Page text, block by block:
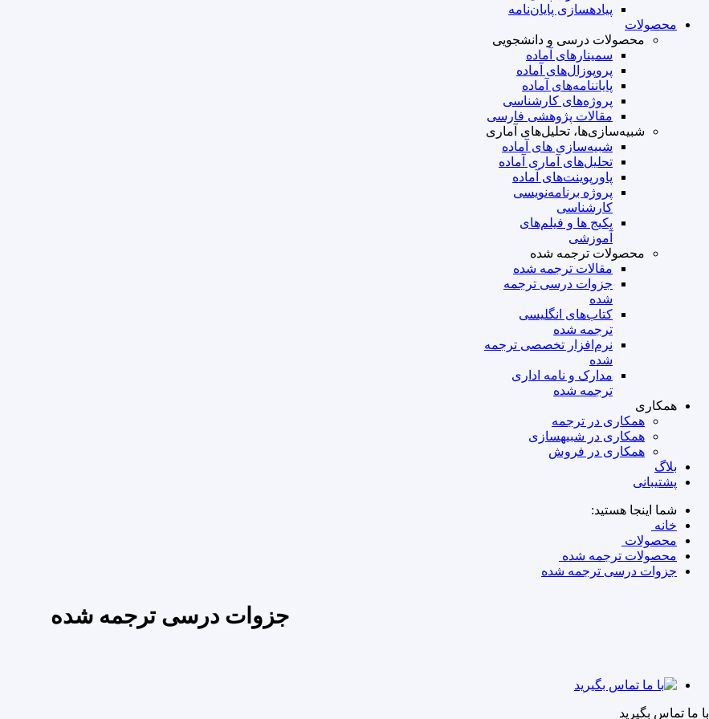
پیاده‎سازی پایان‌نامه
محصولات
محصولات درسی و دانشجویی
سمینارهای آماده
پروپوزال‌های آماده
پایان‎نامه‌های آماده
پروژه‌های کارشناسی
مقالات پژوهشی فارسی
شبیه‌سازی‌ها، تحلیل‌های آماری
شبیه‌سازی های آماده
تحلیل‌های آماری آماده
پاورپوینت‌های آماده
پروژه‌ برنامه‌نویسی
کارشناسی
پکیج ها و فیلم‌های
آموزشی
محصولات ترجمه شده
مقالات ترجمه شده
جزوات درسی ترجمه
شده
کتاب‌های انگلیسی
ترجمه شده
نرم‌افزار تخصصی ترجمه
شده
مدارک و نامه‌ اداری
ترجمه شده
همکاری
همکاری در ترجمه
همکاری در شبیه‎سازی
همکاری در فروش
بلاگ
پشتیبانی
شما اینجا هستید:
خانه
محصولات
محصولات ترجمه شده
جزوات درسی ترجمه شده
جزوات درسی ترجمه شده
با ما تماس بگیرید